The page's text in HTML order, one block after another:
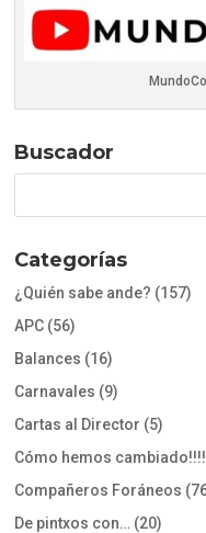
Buscador
Categorías
¿Quién sabe ande? (157)
APC (56)
Balances (16)
Carnavales (9)
Cartas al Director (5)
Cómo hemos cambiado!!!!
Compañeros Foráneos
De pintxos con… (20)